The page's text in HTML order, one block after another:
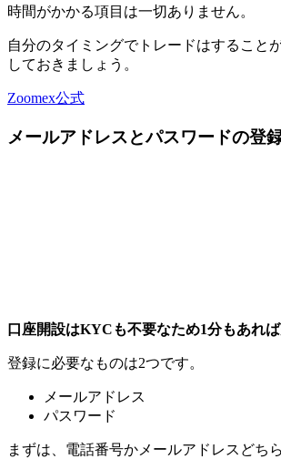
時間がかかる項目は一切ありません。
自分のタイミングでトレードはすること
しておきましょう。
Zoomex公式
メールアドレスとパスワードの登
口座開設はKYCも不要なため1分もあれば
登録に必要なものは2つです。
メールアドレス
パスワード
まずは、電話番号かメールアドレスどち